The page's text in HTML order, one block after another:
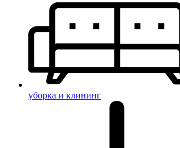
уборка и клининг